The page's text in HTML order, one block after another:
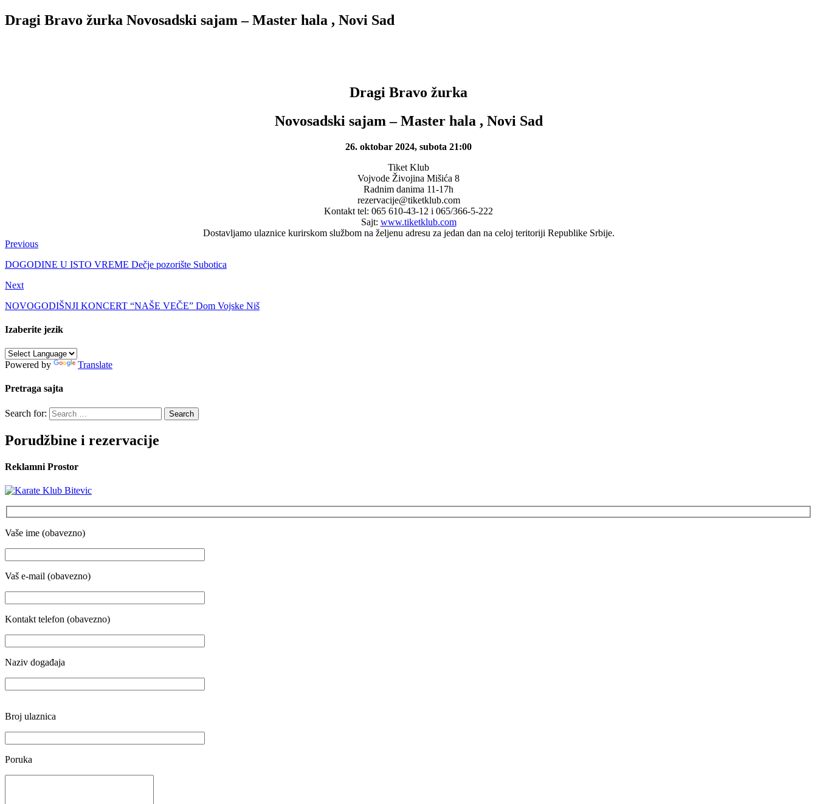
Dragi Bravo žurka Novosadski sajam – Master hala , Novi Sad
Dragi Bravo žurka
Novosadski sajam – Master hala , Novi Sad
26. oktobar 2024, subota 21:00
Tiket Klub
Vojvode Živojina Mišića 8
Radnim danima 11-17h
rezervacije@tiketklub.com
Kontakt tel: 065 610-43-12 i 065/366-5-222
Sajt: www.tiketklub.com
Dostavljamo ulaznice kurirskom službom na željenu adresu za jedan dan na celoj teritoriji Republike Srbije.
Previous
DOGODINE U ISTO VREME Dečje pozorište Subotica
Next
NOVOGODIŠNJI KONCERT “NAŠE VEČE” Dom Vojske Niš
Izaberite jezik
Powered by Translate
Pretraga sajta
Search for:
Porudžbine i rezervacije
Reklamni Prostor
Vaše ime (obavezno)
Vaš e-mail (obavezno)
Kontakt telefon (obavezno)
Naziv događaja
Broj ulaznica
Poruka